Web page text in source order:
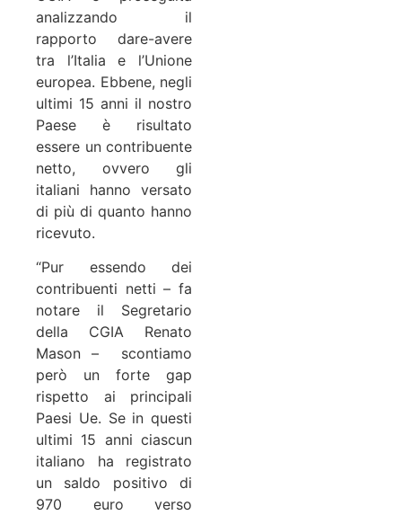
analizzando il
rapporto dare-avere
tra l’Italia e l’Unione
europea. Ebbene, negli
ultimi 15 anni il nostro
Paese è risultato
essere un contribuente
netto, ovvero gli
italiani hanno versato
di più di quanto hanno
ricevuto.
“Pur essendo dei
contribuenti netti – fa
notare il Segretario
della CGIA Renato
Mason – scontiamo
però un forte gap
rispetto ai principali
Paesi Ue. Se in questi
ultimi 15 anni ciascun
italiano ha registrato
un saldo positivo di
970 euro verso